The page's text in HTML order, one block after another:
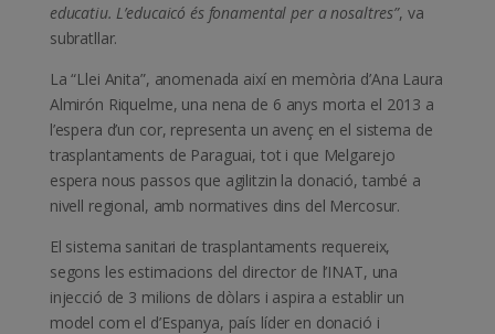
educatiu. L’educaicó és fonamental per a nosaltres”, va
subratllar.
La “Llei Anita”, anomenada així en memòria d’Ana Laura
Almirón Riquelme, una nena de 6 anys morta el 2013 a
l’espera d’un cor, representa un avenç en el sistema de
trasplantaments de Paraguai, tot i que Melgarejo
espera nous passos que agilitzin la donació, també a
nivell regional, amb normatives dins del Mercosur.
El sistema sanitari de trasplantaments requereix,
segons les estimacions del director de l’INAT, una
injecció de 3 milions de dòlars i aspira a establir un
model com el d’Espanya, país líder en donació i